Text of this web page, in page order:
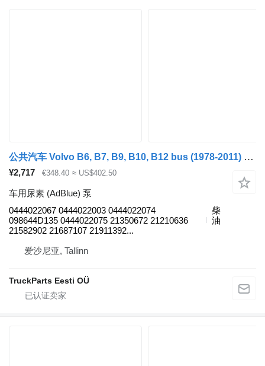
公共汽车 Volvo B6, B7, B9, B10, B12 bus (1978-2011) 的 车用尿素 (AdBlue) 泵 VOLVO,BOSCH 0444022067
¥2,717 €348.40 ≈ US$402.50
车用尿素 (AdBlue) 泵
0444022067 0444022003 0444022074
098644D135 0444022075 21350672 21210636
21582902 21687107 21911392...
柴
油
爱沙尼亚, Tallinn
TruckParts Eesti OÜ